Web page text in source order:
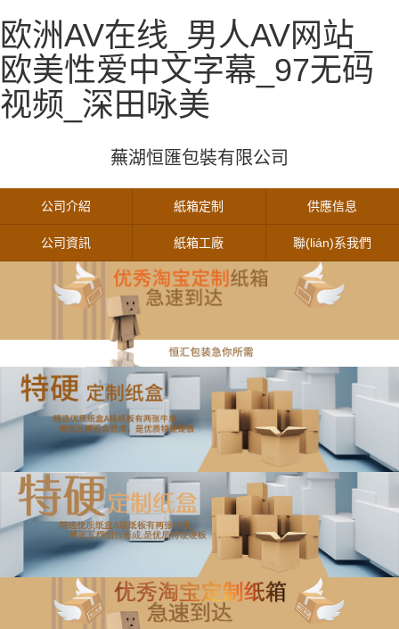
欧洲AV在线_男人AV网站_
欧美性爱中文字幕_97无码
视频_深田咏美
蕪湖恒匯包裝有限公司
公司介紹 紙箱定制 供應信息
公司資訊 紙箱工廠 聯(lián)系我們